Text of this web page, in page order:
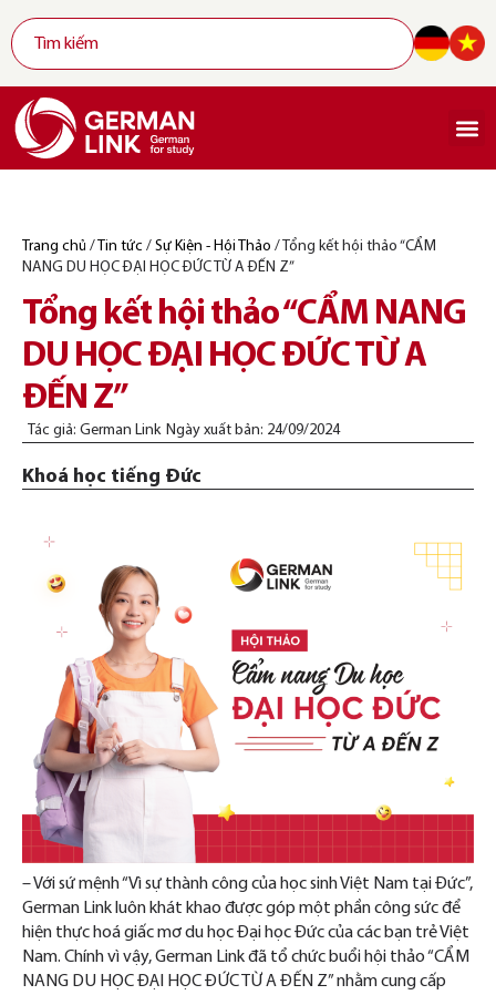
Trang chủ / Tin tức / Sự Kiện - Hội Thảo / Tổng kết hội thảo “CẨM
NANG DU HỌC ĐẠI HỌC ĐỨC TỪ A ĐẾN Z”
Tổng kết hội thảo “CẨM NANG
DU HỌC ĐẠI HỌC ĐỨC TỪ A
ĐẾN Z”
Tác giả: German Link Ngày xuất bản: 24/09/2024
Khoá học tiếng Đức
– Với sứ mệnh “Vì sự thành công của học sinh Việt Nam tại Đức”,
German Link luôn khát khao được góp một phần công sức để
hiện thực hoá giấc mơ du học Đại học Đức của các bạn trẻ Việt
Nam. Chính vì vậy, German Link đã tổ chức buổi hội thảo “CẨM
NANG DU HỌC ĐẠI HỌC ĐỨC TỪ A ĐẾN Z” nhằm cung cấp